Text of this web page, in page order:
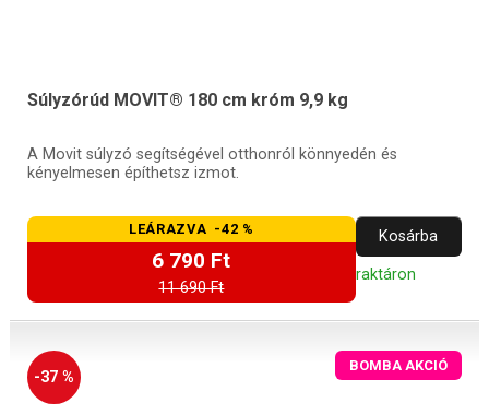
Súlyzórúd MOVIT® 180 cm króm 9,9 kg
A Movit súlyzó segítségével otthonról könnyedén és
kényelmesen építhetsz izmot.
LEÁRAZVA -42 %
6 790 Ft
11 690 Ft
Kosárba
raktáron
-37 %
BOMBA AKCIÓ